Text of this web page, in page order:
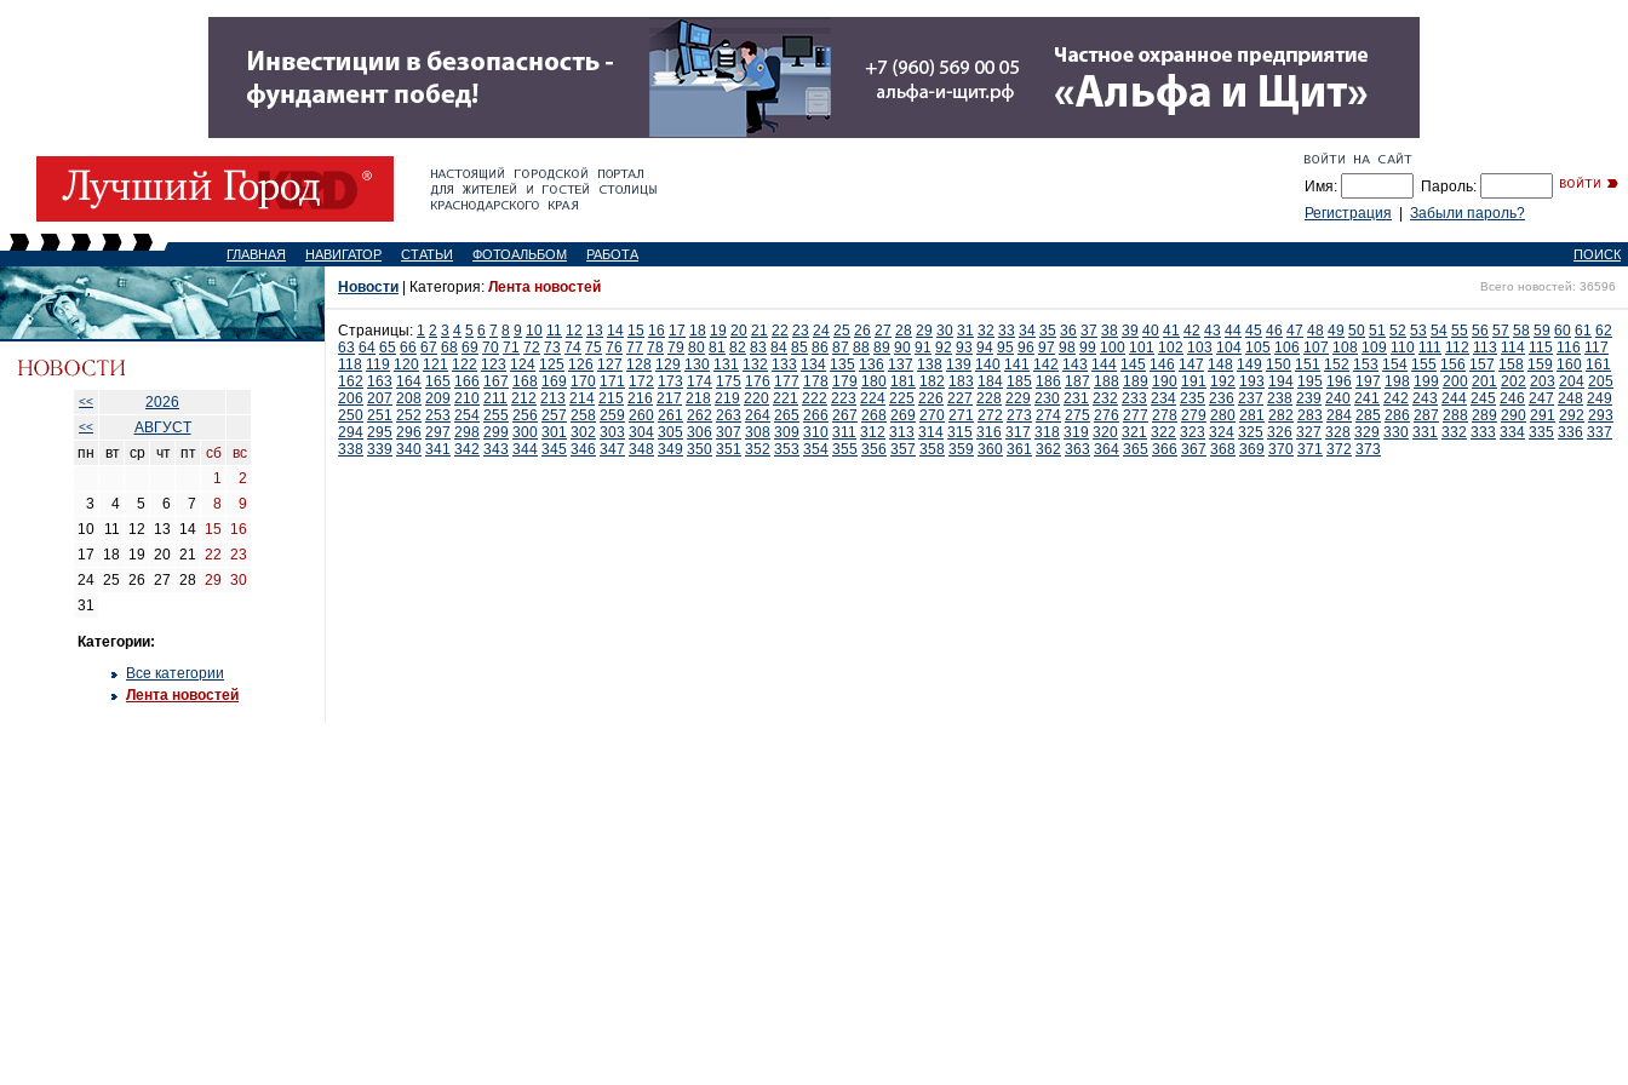
Имя:
Пароль:
Регистрация
Забыли пароль?
ГЛАВНАЯ НАВИГАТОР СТАТЬИ ФОТОАЛЬБОМ РАБОТА ПОИСК
<< 2026
<<
АВГУСТ
пн
вт ср чт пт сб
вс
1
2
3
4 5 6 7 8
9
10
11 12 13 14 15 16
17
18 19 20 21 22 23
24 25 26 27 28 29 30
31
Категории:
Все категории
Лента новостей
Новости | Категория: Лента новостей Всего новостей: 36596
Страницы: 1 2 3 4 5 6 7 8 9 10 11 12 13 14 15 16 17 18 19 20 21 22 23 24 25 26 27 28 29 30 31 32 33 34 35 36 37 38 39 40 41 42 43 44 45 46 47 48 49 50 51 52 53 54 55 56 57 58 59 60 61 62
63 64 65 66 67 68 69 70 71 72 73 74 75 76 77 78 79 80 81 82 83 84 85 86 87 88 89 90 91 92 93 94 95 96 97 98 99 100 101 102 103 104 105 106 107 108 109 110 111 112 113 114 115 116 117
118 119 120 121 122 123 124 125 126 127 128 129 130 131 132 133 134 135 136 137 138 139 140 141 142 143 144 145 146 147 148 149 150 151 152 153 154 155 156 157 158 159 160 161
162 163 164 165 166 167 168 169 170 171 172 173 174 175 176 177 178 179 180 181 182 183 184 185 186 187 188 189 190 191 192 193 194 195 196 197 198 199 200 201 202 203 204 205
206 207 208 209 210 211 212 213 214 215 216 217 218 219 220 221 222 223 224 225 226 227 228 229 230 231 232 233 234 235 236 237 238 239 240 241 242 243 244 245 246 247 248 249
250 251 252 253 254 255 256 257 258 259 260 261 262 263 264 265 266 267 268 269 270 271 272 273 274 275 276 277 278 279 280 281 282 283 284 285 286 287 288 289 290 291 292 293
294 295 296 297 298 299 300 301 302 303 304 305 306 307 308 309 310 311 312 313 314 315 316 317 318 319 320 321 322 323 324 325 326 327 328 329 330 331 332 333 334 335 336 337
338 339 340 341 342 343 344 345 346 347 348 349 350 351 352 353 354 355 356 357 358 359 360 361 362 363 364 365 366 367 368 369 370 371 372 373